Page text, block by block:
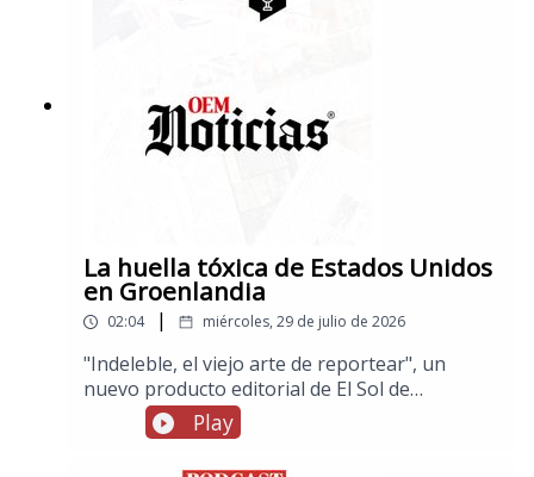
La huella tóxica de Estados Unidos
en Groenlandia
02:04 | miércoles, 29 de julio de 2026
"Indeleble, el viejo arte de reportear", un
nuevo producto editorial de El Sol de
México.Estados Unidos ha dejado en
Groenlandia una contaminación más extensa
de lo que se había revelado
Play